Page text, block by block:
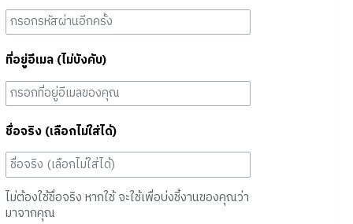
ที่อยู่อีเมล (ไม่บังคับ)
ชื่อจริง (เลือกไม่ใส่ได้)
ไม่ต้องใช้ชื่อจริง หากใช้ จะใช้เพื่อบ่งชี้งานของคุณว่า
มาจากคุณ